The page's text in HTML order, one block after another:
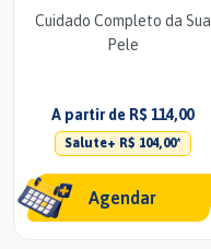
Cuidado Completo da Sua
Pele
A partir de R$ 114,00
Salute+ R$ 104,00*
Agendar